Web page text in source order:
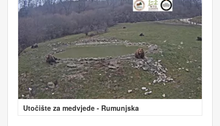
Utočište za medvjede - Rumunjska